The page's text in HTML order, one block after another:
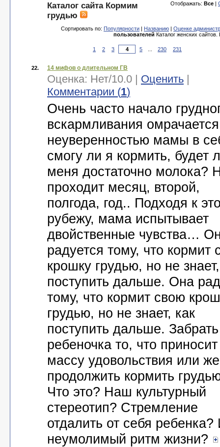
Отображать: Все |
Каталог сайта Кормим
грудью
Сортировать по: Популярности | Названию | Оценке
пользователей Каталог женских
1 2 3 5 230 231
22. 14 мифов о длительном ГВ
Оценка: Нет/10.0 | Оценить |
Комментарии (1)
Очень часто начало
вскармливания омрачается
неуверенностью мамы в
смогу ли я кормить, будет
меня достаточно молока?
проходит месяц, второй,
полгода, год.. Подходя к
рубежу, мама испытывает
двойственные чувства…
радуется тому, что кормит
крошку грудью, но не
поступить дальше. Она
тому, что кормит свою
грудью, но не знает, как
поступить дальше.
ребеночка то, что
массу удовольствия или же
продолжить кормить
Что это? Наш культурный
стереотип? Стремление
отдалить от себя
неумолимый ритм жизни?